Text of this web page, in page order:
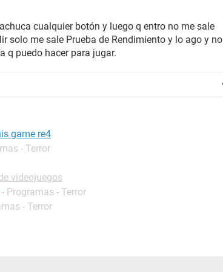
cualquier botón y luego q entro no me sale
solo me sale Prueba de Rendimiento y lo ago y no
q puedo hacer para jugar.
game re4
- Terror
videojuegos
- Programas - Terror
- Terror